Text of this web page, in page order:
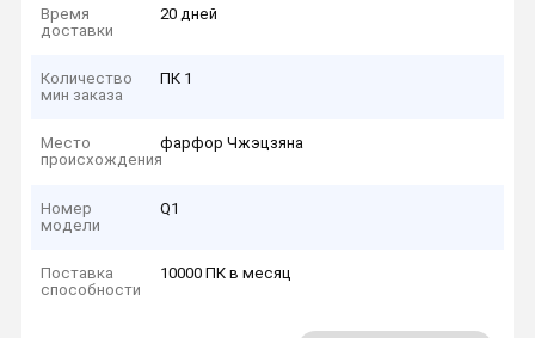
Время
доставки
20 дней
Количество
мин заказа
ПК 1
Место
происхождения
фарфор Чжэцзяна
Номер
модели
Q1
Поставка
способности
10000 ПК в месяц